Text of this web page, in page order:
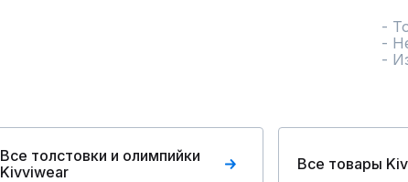
-
-
-
Все толстовки и олимпийки
Kivviwear
Все товары